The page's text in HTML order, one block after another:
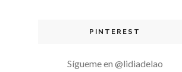
PINTEREST
Sígueme en @lidiadelao